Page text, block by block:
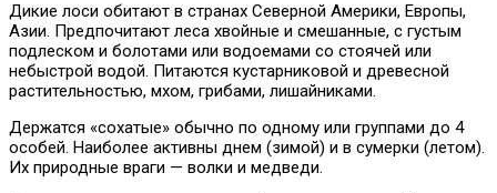
Дикие лоси обитают в странах Северной Америки, Европы,
Азии. Предпочитают леса хвойные и смешанные, с густым
подлеском и болотами или водоемами со стоячей или
небыстрой водой. Питаются кустарниковой и древесной
растительностью, мхом, грибами, лишайниками.
Держатся «сохатые» обычно по одному или группами до 4
особей. Наиболее активны днем (зимой) и в сумерки (летом).
Их природные враги — волки и медведи.